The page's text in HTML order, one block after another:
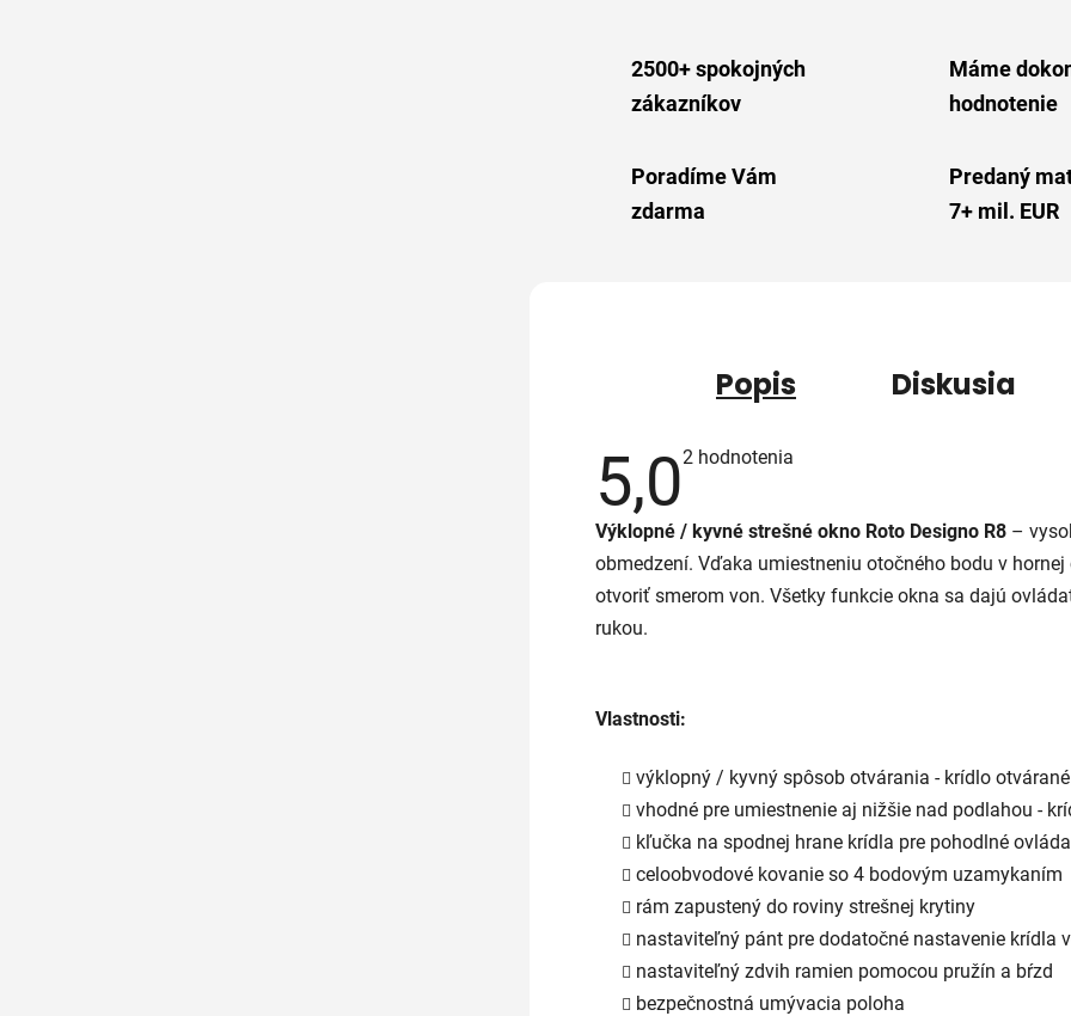
2500+ spokojných
zákazníkov
Máme
hodnotenie
Poradíme Vám
zdarma
Predaný
7+ mil. EUR
Popis Diskusia
5,0Priemerné
5,0
z
5
hviezdičiek.
2 hodnotenia
Výklopné / kyvné strešné okno Roto Designo R8 –
obmedzení. Vďaka umiestneniu otočného bodu v
otvoriť smerom von. Všetky funkcie okna sa dajú
rukou.
Vlastnosti:
výklopný / kyvný spôsob otvárania - krídlo
vhodné pre umiestnenie aj nižšie nad podlahou -
kľučka na spodnej hrane krídla pre pohodlné
celoobvodové kovanie so 4 bodovým uzamykaním
rám zapustený do roviny strešnej krytiny
nastaviteľný pánt pre dodatočné nastavenie krídla
nastaviteľný zdvih ramien pomocou pružín a bŕzd
bezpečnostná umývacia poloha